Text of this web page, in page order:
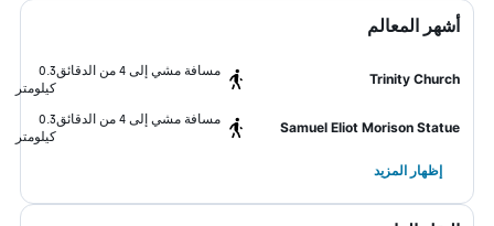
أشهر المعالم
Trinity Church
مسافة مشي إلى 4 من الدقائق
0.3
كيلومتر
Samuel Eliot Morison Statue
مسافة مشي إلى 4 من الدقائق
0.3
كيلومتر
إظهار المزيد